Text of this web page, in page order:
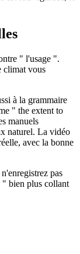
" l'usage ".
climat vous
à la grammaire
" the extent to
manuels
naturel. La vidéo
avec la bonne
pas
" bien plus collant